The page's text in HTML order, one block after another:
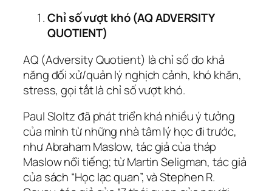
Chỉ số vượt khó (AQ ADVERSITY
QUOTIENT)
AQ (Adversity Quotient) là chỉ số đo khả
năng đối xử/quản lý nghịch cảnh, khó khăn,
stress, gọi tắt là chỉ số vượt khó.
Paul Sloltz đã phát triển khá nhiều ý tưởng
của mình từ những nhà tâm lý học đi trước,
như Abraham Maslow, tác giả của tháp
Maslow nổi tiếng; từ Martin Seligman, tác giả
của sách “Học lạc quan”, và Stephen R.